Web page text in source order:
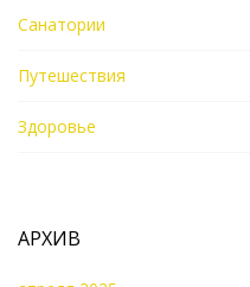
Санатории
Путешествия
Здоровье
АРХИВ